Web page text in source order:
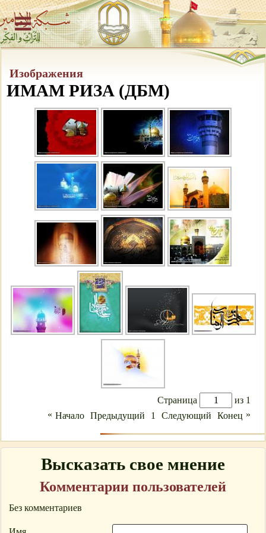
Изображения
ИМАМ РИЗА (ДБМ)
Страница
из 1
« Начало Предыдущий 1 Следующий Конец »
Высказать свое мнение
Комментарии пользователей
Без комментариев